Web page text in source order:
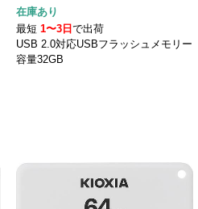
在庫あり
最短1〜3日で出荷
USB 2.0対応USBフラッシュメモリー
容量32GB